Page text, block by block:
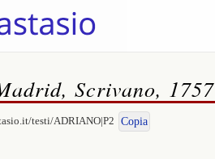
Scrivano, 1757
testi/ADRIANO|P2 Copia